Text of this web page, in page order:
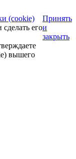
(cookie)
сделать его
вышего
Принять
и
закрыть